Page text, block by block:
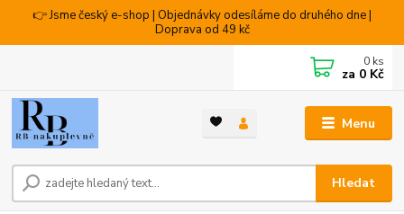
👉 Jsme český e-shop | Objednávky odesíláme do druhého dne |
Doprava od 49 kč
Menu
Hledat
0 ks
za 0 Kč